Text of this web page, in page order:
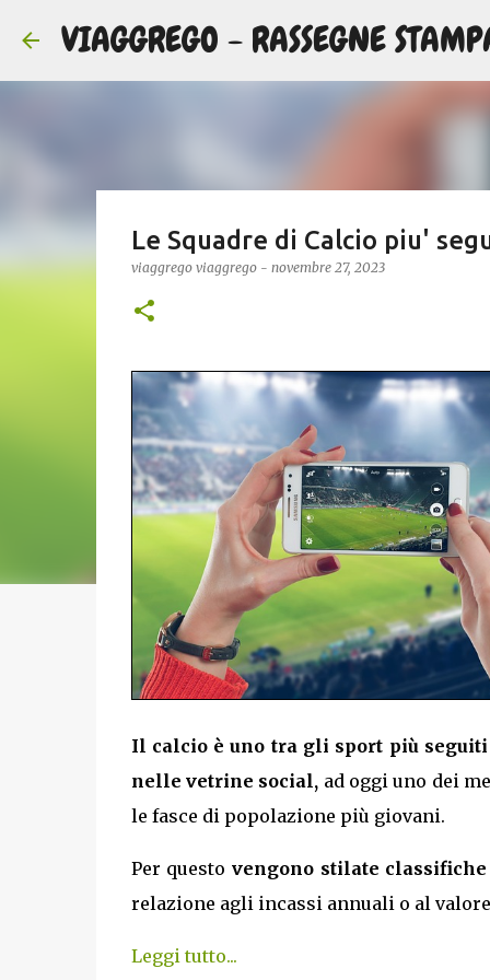
VIAGGREGO - RASSEGNE
Le Squadre di Calcio piu'
viaggrego viaggrego - novembre 27, 2023
Il calcio è uno tra gli sport più
nelle vetrine social, ad oggi uno dei
le fasce di popolazione più giovani.
Per questo vengono stilate
relazione agli incassi annuali o al
Leggi tutto...